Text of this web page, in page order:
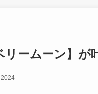
リームーン】が
2024